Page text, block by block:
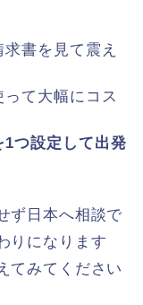
書を見て震え
て大幅にコス
1つ設定して出発
ず日本へ相談で
りになります
てみてください